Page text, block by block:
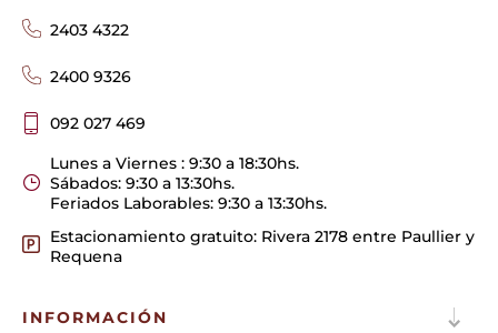
2403 4322
2400 9326
092 027 469
Lunes a Viernes : 9:30 a 18:30hs.
Sábados: 9:30 a 13:30hs.
Feriados Laborables: 9:30 a 13:30hs.
Estacionamiento gratuito: Rivera 2178 entre Paullier y
Requena
INFORMACIÓN